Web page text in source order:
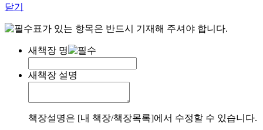
닫기
표가 있는 항목은 반드시 기재해 주셔야 합니다.
새책장 명
새책장 설명
책장설명은 [내 책장/책장목록]에서 수정할 수 있습니다.